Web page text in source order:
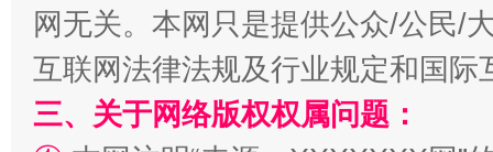
漫山遍野的桃花与雪山、麦地、白藏房 除
网无关。本网只是提供公众/公民/
互联网法律法规及行业规定和国
三、关于网络版权权属问题：